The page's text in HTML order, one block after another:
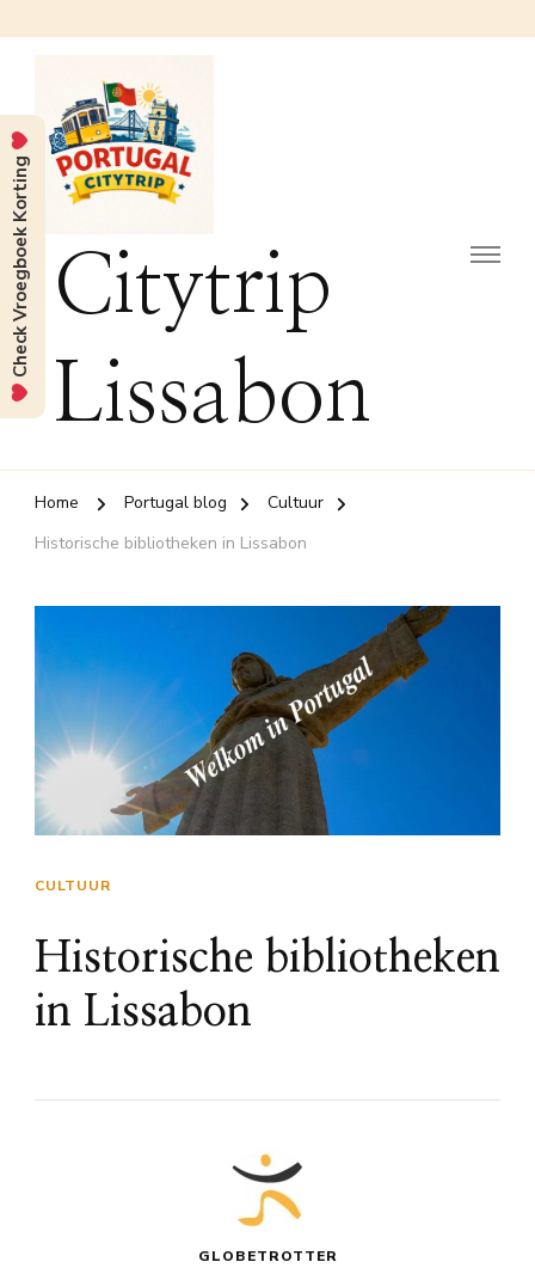
Citytrip
Lissabon
Home Portugal blog
Cultuur
Historische bibliotheken in Lissabon
CULTUUR
Historische bibliotheken
in Lissabon
GLOBETROTTER
Check Vroegboek Korting